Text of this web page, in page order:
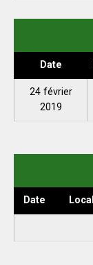
Date
24 février
2019
Date Local